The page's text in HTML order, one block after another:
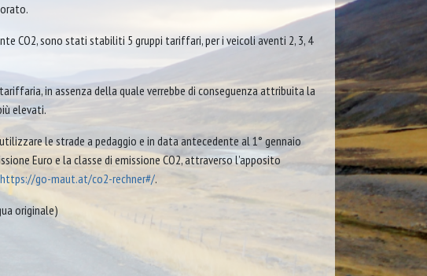
CO2, sono stati stabiliti 5 gruppi tariffari, per i veicoli aventi 2, 3, 4
in assenza della quale verrebbe di conseguenza attribuita la
elevati.
le strade a pedaggio e in data antecedente al 1° gennaio
Euro e la classe di emissione CO2, attraverso l’apposito
https://go-maut.at/co2-rechner#/.
originale)